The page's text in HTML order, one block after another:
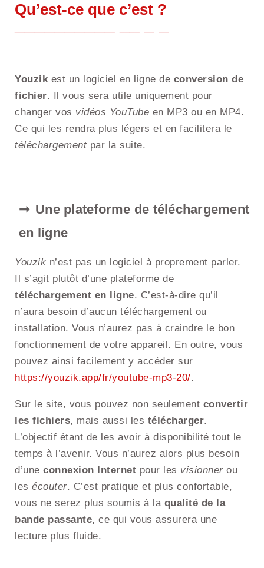
Qu’est-ce que c’est ?
Youzik est un logiciel en ligne de conversion de
fichier. Il vous sera utile uniquement pour
changer vos vidéos YouTube en MP3 ou en MP4.
Ce qui les rendra plus légers et en facilitera le
téléchargementpar la suite.
Une plateforme de téléchargement
en ligne
Youzik n’est pas un logiciel à proprement parler.
Il s’agit plutôt d’une plateforme de
téléchargement en ligne. C’est-à-dire qu’il
n’aura besoin d’aucun téléchargement ou
installation. Vous n’aurez pas à craindre le bon
fonctionnement de votre appareil. En outre, vous
pouvez ainsi facilement y accéder sur
https://youzik.app/fr/youtube-mp3-20/.
Sur le site, vous pouvez non seulement convertir
les fichiers, mais aussi les télécharger.
L’objectif étant de les avoir à disponibilité tout le
temps à l’avenir. Vous n’aurez alors plus besoin
d’une connexion Internet pour les visionner ou
les écouter. C’est pratique et plus confortable,
vous ne serez plus soumis à la qualité de la
bande passante, ce qui vous assurera une
lecture plus fluide.